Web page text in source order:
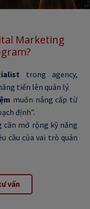
trong agency,
tiến lên quản lý.
muốn nâng cấp từ
định”.
cần mở rộng kỹ năng
cầu của vai trò quản
Marketing
vấn